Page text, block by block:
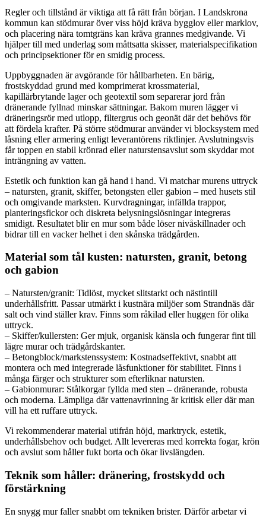
Regler och tillstånd är viktiga att få rätt från början. I Landskrona
kommun kan stödmurar över viss höjd kräva bygglov eller marklov,
och placering nära tomtgräns kan kräva grannes medgivande. Vi
hjälper till med underlag som måttsatta skisser, materialspecifikation
och principsektioner för en smidig process.
Uppbyggnaden är avgörande för hållbarheten. En bärig,
frostskyddad grund med komprimerat krossmaterial,
kapillärbrytande lager och geotextil som separerar jord från
dränerande fyllnad minskar sättningar. Bakom muren lägger vi
dräneringsrör med utlopp, filtergrus och geonät där det behövs för
att fördela krafter. På större stödmurar använder vi blocksystem med
låsning eller armering enligt leverantörens riktlinjer. Avslutningsvis
får toppen en stabil krönrad eller naturstensavslut som skyddar mot
inträngning av vatten.
Estetik och funktion kan gå hand i hand. Vi matchar murens uttryck
– natursten, granit, skiffer, betongsten eller gabion – med husets stil
och omgivande marksten. Kurvdragningar, infällda trappor,
planteringsfickor och diskreta belysningslösningar integreras
smidigt. Resultatet blir en mur som både löser nivåskillnader och
bidrar till en vacker helhet i den skånska trädgården.
Material som tål kusten: natursten, granit, betong
och gabion
– Natursten/granit: Tidlöst, mycket slitstarkt och nästintill
underhållsfritt. Passar utmärkt i kustnära miljöer som Strandnäs där
salt och vind ställer krav. Finns som råkilad eller huggen för olika
uttryck.
– Skiffer/kullersten: Ger mjuk, organisk känsla och fungerar fint till
lägre murar och trädgårdskanter.
– Betongblock/markstenssystem: Kostnadseffektivt, snabbt att
montera och med integrerade låsfunktioner för stabilitet. Finns i
många färger och strukturer som efterliknar natursten.
– Gabionmurar: Stålkorgar fyllda med sten – dränerande, robusta
och moderna. Lämpliga där vattenavrinning är kritisk eller där man
vill ha ett ruffare uttryck.
Vi rekommenderar material utifrån höjd, marktryck, estetik,
underhållsbehov och budget. Allt levereras med korrekta fogar, krön
och avslut som håller fukt borta och ökar livslängden.
Teknik som håller: dränering, frostskydd och
förstärkning
En snygg mur faller snabbt om tekniken brister. Därför arbetar vi